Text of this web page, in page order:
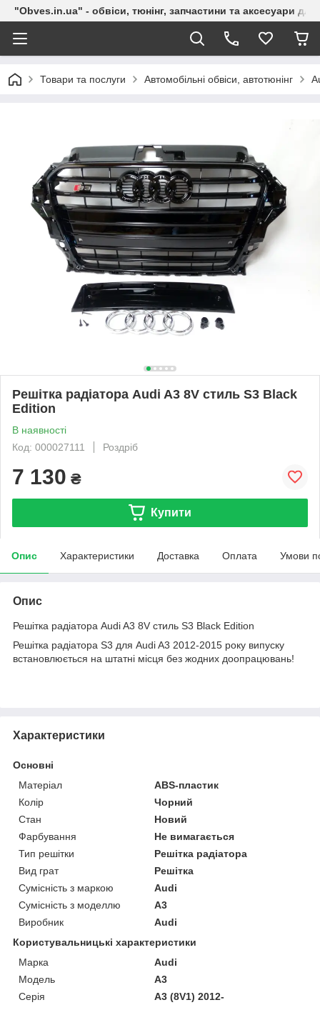
"Obves.in.ua" - обвіси, тюнінг, запчастини та аксесуари
Товари та послуги Автомобільні обвіси, автотюнінг
Решітка радіатора Audi A3 8V стиль S3 Black
Edition
В наявності
Код: 000027111
Роздріб
7 130 ₴
Купити
Опис Характеристики Доставка Оплата Умови
Опис
Решітка радіатора Audi A3 8V стиль S3 Black Edition
Решітка радіатора S3 для Audi A3 2012-2015 року випуску
встановлюється на штатні місця без жодних доопрацювань!
Характеристики
Основні
Матеріал
ABS-пластик
Колір
Чорний
Стан
Новий
Фарбування
Не вимагається
Тип решітки
Решітка радіатора
Вид грат
Решітка
Сумісність з маркою
Audi
Сумісність з моделлю
A3
Виробник
Audi
Користувальницькі характеристики
Марка
Audi
Модель
A3
Серія
A3 (8V1) 2012-